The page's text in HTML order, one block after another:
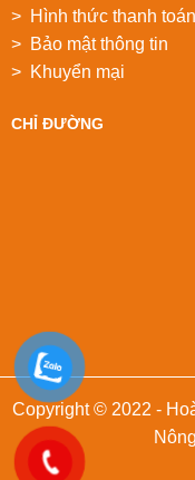
> Hình thức thanh toán
> Bảo mật thông tin
> Khuyển mại
CHỈ ĐƯỜNG
Copyright © 2022 -